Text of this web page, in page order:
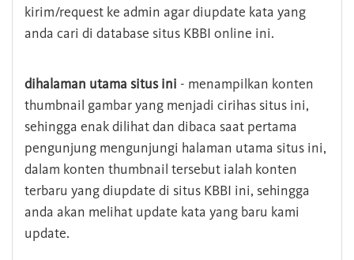
kirim/request ke admin agar diupdate kata yang
anda cari di database situs KBBI online ini.
dihalaman utama situs ini - menampilkan konten
thumbnail gambar yang menjadi cirihas situs ini,
sehingga enak dilihat dan dibaca saat pertama
pengunjung mengunjungi halaman utama situs ini,
dalam konten thumbnail tersebut ialah konten
terbaru yang diupdate di situs KBBI ini, sehingga
anda akan melihat update kata yang baru kami
update.